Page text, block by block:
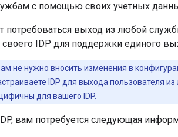
с помощью своих учетных
выход из любой
своего IDP для поддержки единого
не нужно вносить изменения в
IDP для выхода пользователя
для вашего IDP.
вам потребуется следующая